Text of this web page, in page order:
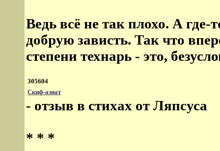
Ведь всё не так плохо. А
добрую зависть. Так что
степени технарь - это,
305604
Скиф-азиат
- отзыв в стихах от Ляпсуса
* * *